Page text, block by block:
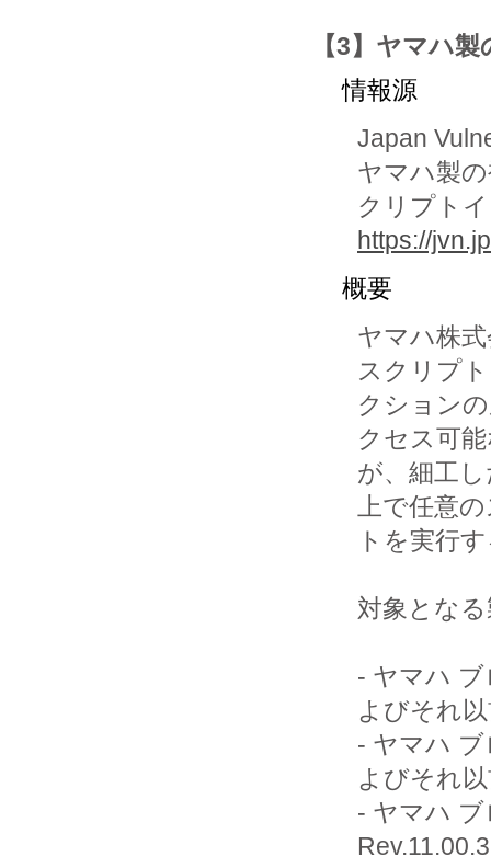
【3】ヤマハ
情報源
Japan
ヤマハ製
クリプト
https://
概要
ヤマハ株
スクリプ
クション
クセス可
が、細工
上で任意
トを実行
対象とな
- ヤマハ ブ
よびそれ
- ヤマハ ブ
よびそれ
- ヤマハ